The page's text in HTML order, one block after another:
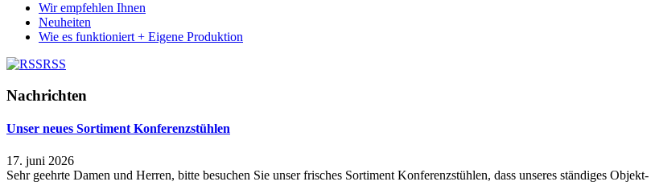
Wir empfehlen Ihnen
Neuheiten
Wie es funktioniert + Eigene Produktion
RSS
Nachrichten
Unser neues Sortiment Konferenzstühlen
17. juni 2026
Sehr geehrte Damen und Herren, bitte besuchen Sie unser frisches Sortiment Konferenzstühlen, dass unseres ständiges